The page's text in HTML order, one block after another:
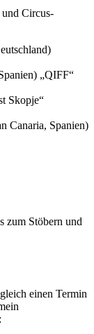
Circus-
„QIFF“
Skopje“
Canaria, Spanien)
zum Stöbern und
einen Termin